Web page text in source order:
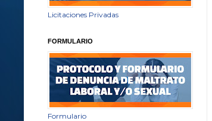
Licitaciones Privadas
FORMULARIO
Formulario